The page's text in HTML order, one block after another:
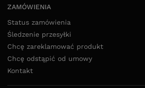
ZAMÓWIENIA
Status zamówienia
Śledzenie przesyłki
Chcę zareklamować produkt
Chcę odstąpić od umowy
Kontakt